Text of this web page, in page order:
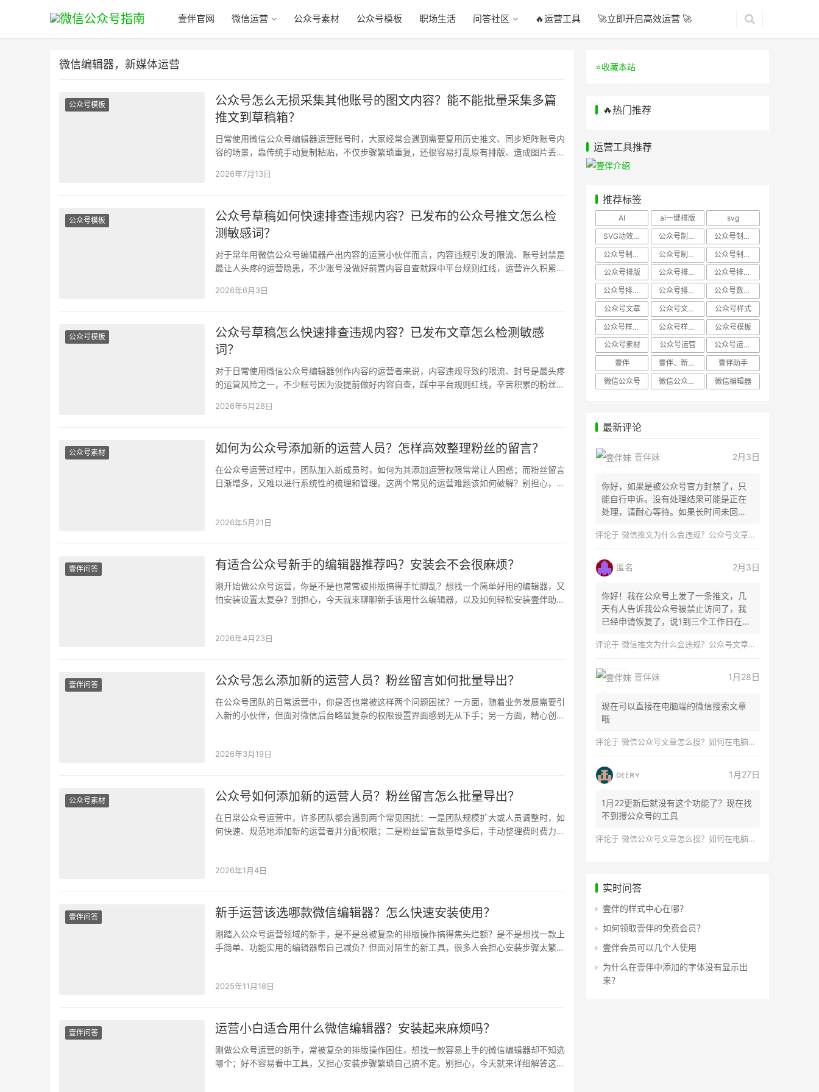
壹伴官网 微信运营 公众号素材 公众号模板 职场生活 问答社区 🔥运营工具 🚀立即开启高效运营 🚀
微信编辑器，新媒体运营
公众号模板
公众号怎么无损采集其他账号的图文内容？能不能批量采集多篇
推文到草稿箱？
日常使用微信公众号编辑器运营账号时，大家经常会遇到需要复用历史推文、同步矩阵账号内
容的场景，靠传统手动复制粘贴，不仅步骤繁琐重复，还很容易打乱原有排版、造成图片丢
2026年7月13日
公众号模板
公众号草稿如何快速排查违规内容？已发布的公众号推文怎么检
测敏感词？
对于常年用微信公众号编辑器产出内容的运营小伙伴而言，内容违规引发的限流、账号封禁是
最让人头疼的运营隐患，不少账号没做好前置内容自查就踩中平台规则红线，运营许久积累的
2026年6月3日
公众号模板
公众号草稿怎么快速排查违规内容？已发布文章怎么检测敏感
词？
对于日常使用微信公众号编辑器创作内容的运营者来说，内容违规导致的限流、封号是最头疼
的运营风险之一，不少账号因为没提前做好内容自查，踩中平台规则红线，辛苦积累的粉丝和
2026年5月28日
公众号素材 如何为公众号添加新的运营人员？怎样高效整理粉丝的留言？
在公众号运营过程中，团队加入新成员时，如何为其添加运营权限常常让人困惑；而粉丝留言
日渐增多，又难以进行系统性的梳理和管理。这两个常见的运营难题该如何破解？别担心，今
2026年5月21日
壹伴问答 有适合公众号新手的编辑器推荐吗？安装会不会很麻烦？
刚开始做公众号运营，你是不是也常常被排版搞得手忙脚乱？想找一个简单好用的编辑器，又
怕安装设置太复杂？别担心，今天就来聊聊新手该用什么编辑器，以及如何轻松安装壹伴助
2026年4月23日
壹伴问答 公众号怎么添加新的运营人员？粉丝留言如何批量导出？
在公众号团队的日常运营中，你是否也常被这样两个问题困扰？一方面，随着业务发展需要引
入新的小伙伴，但面对微信后台略显复杂的权限设置界面感到无从下手；另一方面，精心创作
2026年3月19日
公众号素材 公众号如何添加新的运营人员？粉丝留言怎么批量导出？
在日常公众号运营中，许多团队都会遇到两个常见困扰：一是团队规模扩大或人员调整时，如
何快速、规范地添加新的运营者并分配权限；二是粉丝留言数量增多后，手动整理费时费力，
2026年1月4日
壹伴问答 新手运营该选哪款微信编辑器？怎么快速安装使用？
刚踏入公众号运营领域的新手，是不是总被复杂的排版操作搞得焦头烂额？是不是想找一款上
手简单、功能实用的编辑器帮自己减负？但面对陌生的新工具，很多人会担心安装步骤太繁
2025年11月18日
壹伴问答 运营小白适合用什么微信编辑器？安装起来麻烦吗？
刚做公众号运营的新手，常被复杂的排版操作困住，想找一款容易上手的微信编辑器却不知选
哪个；好不容易看中工具，又担心安装步骤繁琐自己搞不定。别担心，今天就来详细解答这两
⭐️收藏本站
🔥热门推荐
运营工具推荐
推荐标签
AI ai一键排版
svg
SVG动效样式
公众号制作、公众号排版
公众号制作、公众号模板
公众号制作、微信编辑器
公众号制作，公众号排版
公众号制作，公众号排版、微信编辑器
公众号排版
公众号排版，公众号模板
公众号排版，公众号素材
公众号排版，微信编辑器
公众号排版，排版样式
公众号数据分析
公众号文章
公众号文章、公众号运营
公众号样式
公众号样式，微信公众号排版
公众号样式，微信编辑器
公众号模板
公众号素材
公众号运营
公众号运营，公众号编辑器
壹伴
壹伴、新媒体运营
壹伴助手
微信公众号
微信公众号，样式模板、公众号样式 微信编辑器
最新评论
壹伴妹 2月3日
你好，如果是被公众号官方封禁了，只
能自行申诉。没有处理结果可能是正在
处理，请耐心等待。如果长时间未回
评论于 微信推文为什么会违规？公众号文章怎么检测是否违规？
匿名 2月3日
你好！我在公众号上发了一条推文，几
天有人告诉我公众号被禁止访问了，我
已经申请恢复了，说1到三个工作日在微
评论于 微信推文为什么会违规？公众号文章怎么检测是否违规？
壹伴妹 1月28日
现在可以直接在电脑端的微信搜索文章
哦
评论于 微信公众号文章怎么搜？如何在电脑上搜索公众号文章？
ᴅᴇᴇʀʏ 1月27日
1月22更新后就没有这个功能了？现在找
不到搜公众号的工具
评论于 微信公众号文章怎么搜？如何在电脑上搜索公众号文章？
实时问答
壹伴的样式中心在哪？
如何领取壹伴的免费会员？
壹伴会员可以几个人使用
为什么在壹伴中添加的字体没有显示出
来？